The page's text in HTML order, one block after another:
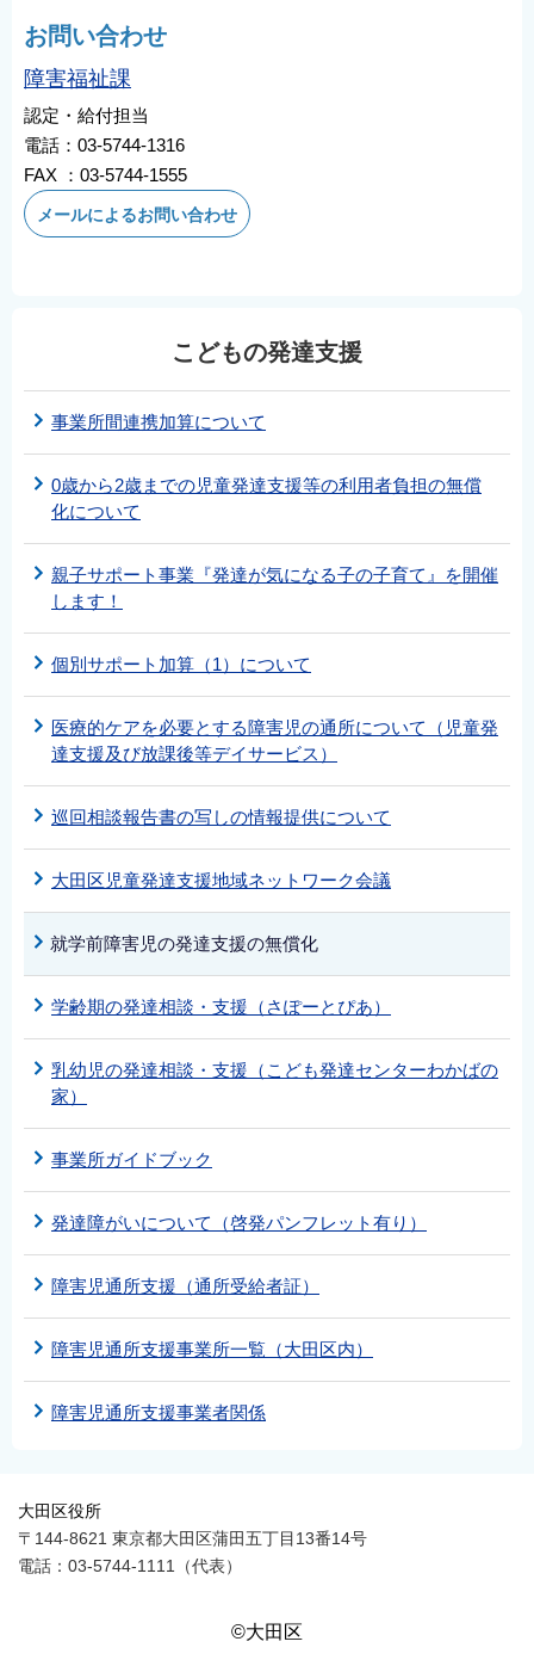
お問い合わせ
障害福祉課
認定・給付担当
電話：03-5744-1316
FAX ：03-5744-1555
メールによるお問い合わせ
こどもの発達支援
事業所間連携加算について
0歳から2歳までの児童発達支援等の利用者負担の無償
化について
親子サポート事業『発達が気になる子の子育て』を開催
します！
個別サポート加算（1）について
医療的ケアを必要とする障害児の通所について（児童発
達支援及び放課後等デイサービス）
巡回相談報告書の写しの情報提供について
大田区児童発達支援地域ネットワーク会議
就学前障害児の発達支援の無償化
学齢期の発達相談・支援（さぽーとぴあ）
乳幼児の発達相談・支援（こども発達センターわかばの
家）
事業所ガイドブック
発達障がいについて（啓発パンフレット有り）
障害児通所支援（通所受給者証）
障害児通所支援事業所一覧（大田区内）
障害児通所支援事業者関係
大田区役所
〒144-8621 東京都大田区蒲田五丁目13番14号
電話：03-5744-1111（代表）
©大田区